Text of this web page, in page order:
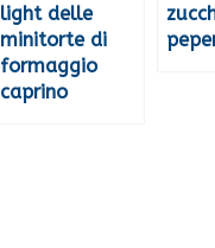
light delle
minitorte di
formaggio
caprino